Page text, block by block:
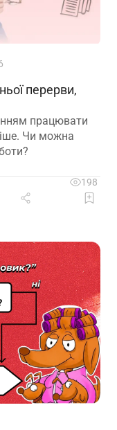
перерви,
працювати
Чи можна
198